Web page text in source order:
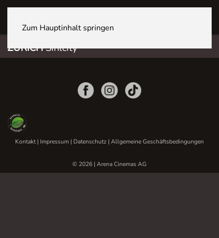
Zum Hauptinhalt springen
ZÜRICHSihlcity
Kontakt| Impressum | Datenschutz | Allgemeine Geschäftsbedingungen
© 2026 | Arena Cinemas AG